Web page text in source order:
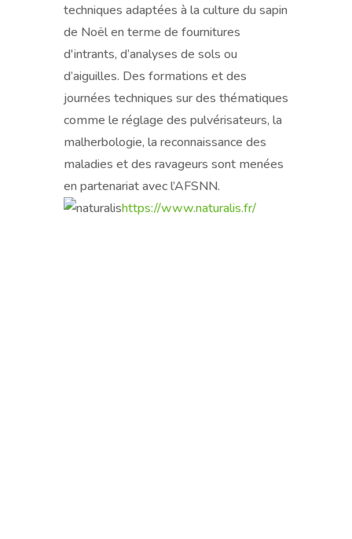
techniques adaptées à la culture du sapin
de Noël en terme de fournitures
d'intrants, d’analyses de sols ou
d’aiguilles. Des formations et des
journées techniques sur des thématiques
comme le réglage des pulvérisateurs, la
malherbologie, la reconnaissance des
maladies et des ravageurs sont menées
en partenariat avec l’AFSNN.
https://www.naturalis.fr/